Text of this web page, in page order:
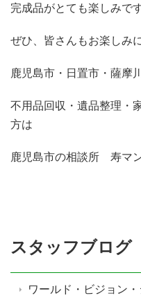
完成品がとても楽しみで
ぜひ、皆さんもお楽しみ
鹿児島市・日置市・薩摩
不用品回収・遺品整理・
方は
鹿児島市の相談所 寿マ
スタッフブログ
ワールド・ビジョン